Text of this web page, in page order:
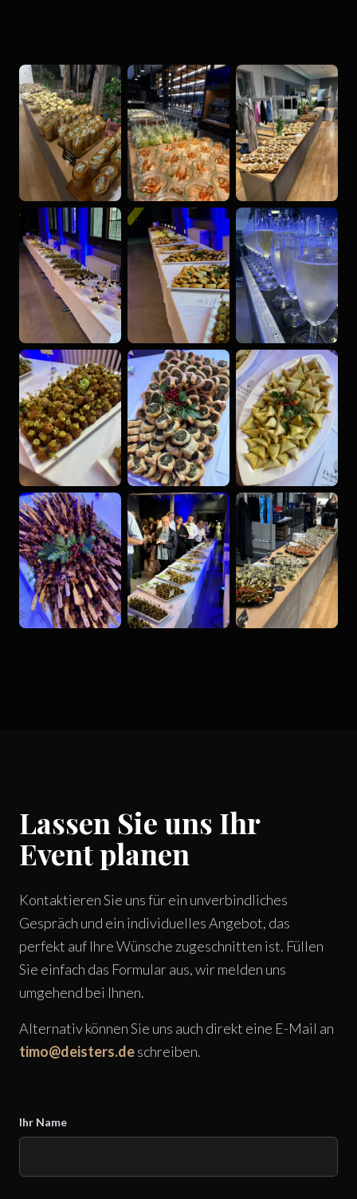
Lassen Sie uns Ihr
Event planen
Kontaktieren Sie uns für ein unverbindliches
Gespräch und ein individuelles Angebot, das
perfekt auf Ihre Wünsche zugeschnitten ist. Füllen
Sie einfach das Formular aus, wir melden uns
umgehend bei Ihnen.
Alternativ können Sie uns auch direkt eine E-Mail an
timo@deisters.deschreiben.
Ihr Name